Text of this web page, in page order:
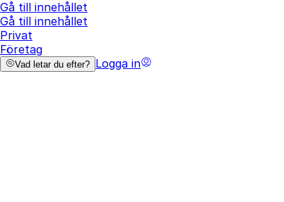
Gå till innehållet
Gå till innehållet
Privat
Företag
Vad letar du efter? Logga in